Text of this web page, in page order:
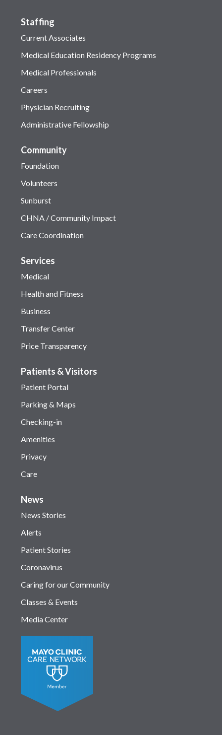
Staffing
Current Associates
Medical Education Residency Programs
Medical Professionals
Careers
Physician Recruiting
Administrative Fellowship
Community
Foundation
Volunteers
Sunburst
CHNA / Community Impact
Care Coordination
Services
Medical
Health and Fitness
Business
Transfer Center
Price Transparency
Patients & Visitors
Patient Portal
Parking & Maps
Checking-in
Amenities
Privacy
Care
News
News Stories
Alerts
Patient Stories
Coronavirus
Caring for our Community
Classes & Events
Media Center